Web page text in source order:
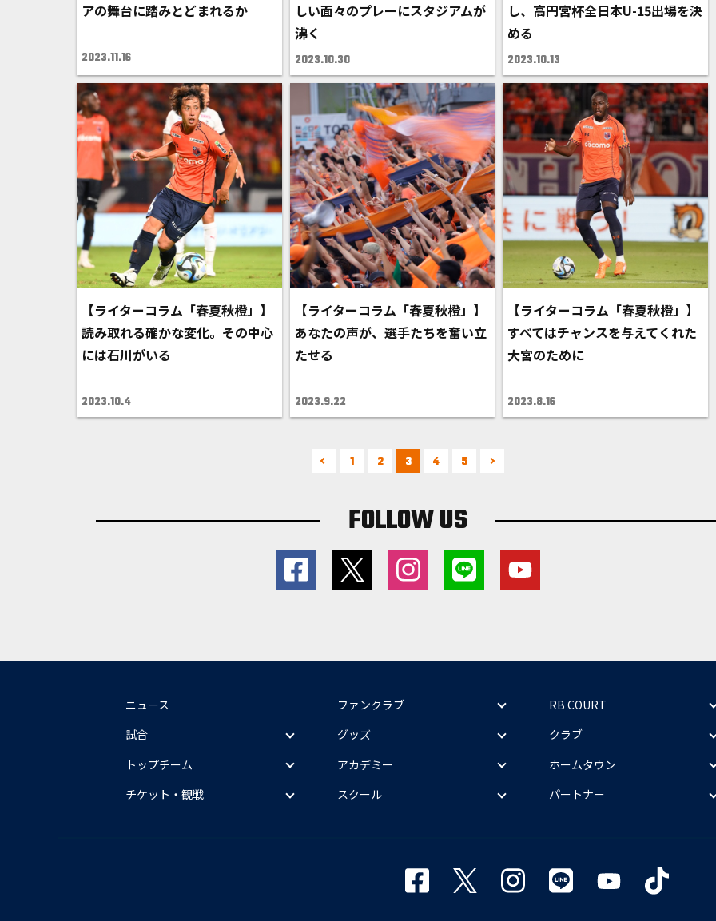
アの舞台に踏みとどまれるか
2023.11.16
しい面々のプレーにスタジアムが
沸く
2023.10.30
し、高円宮杯全日本U-15出場を決
める
2023.10.13
【ライターコラム「春夏秋橙」】
読み取れる確かな変化。その中心
には石川がいる
2023.10.4
【ライターコラム「春夏秋橙」】
あなたの声が、選手たちを奮い立
たせる
2023.9.22
【ライターコラム「春夏秋橙」】
すべてはチャンスを与えてくれた
大宮のために
2023.8.16
1 2 3 4 5
FOLLOW US
ニュース
試合
トップチーム
チケット・観戦
ファンクラブ
グッズ
アカデミー
スクール
RB COURT
クラブ
ホームタウン
パートナー